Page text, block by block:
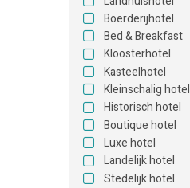
Boerderijhotel
Bed & Breakfast
Kloosterhotel
Kasteelhotel
Kleinschalig hotel
Historisch hotel
Boutique hotel
Luxe hotel
Landelijk hotel
Stedelijk hotel